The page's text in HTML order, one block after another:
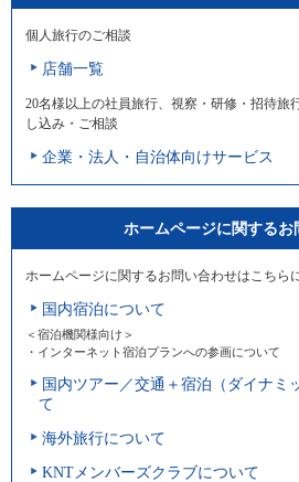
個人旅行のご相談
店舗一覧
20名様以上の社員旅行、視察・研修・招待旅
し込み・ご相談
企業・法人・自治体向けサービス
ホームページに関するお
ホームページに関するお問い合わせはこちら
国内宿泊について
＜宿泊機関様向け＞
・インターネット宿泊プランへの参画について
国内ツアー／交通＋宿泊（ダイナミ
て
海外旅行について
KNTメンバーズクラブについて